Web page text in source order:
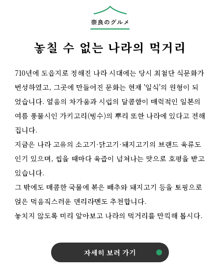
놓칠 수 없는 나라의 먹거리
710년에 도읍지로 정해진 나라 시대에는 당시 최첨단 식문화가
번성하였고, 그곳에 만들어진 문화는 현재 '일식'의 원형이 되
었습니다. 얼음의 차가움과 시럽의 달콤함이 매력적인 일본의
여름 풍물시인 가키고리(빙수)의 뿌리 또한 나라에 있다고 전해
집니다.
지금은 나라 고유의 소고기·닭고기·돼지고기의 브랜드 육류도
인기 있으며, 씹을 때마다 육즙이 넘쳐나는 맛으로 호평을 받고
있습니다.
그 밖에도 매콤한 국물에 볶은 배추와 돼지고기 등을 토핑으로
얹은 먹음직스러운 덴리라멘도 추천합니다.
놓치지 않도록 미리 알아보고 나라의 먹거리를 만끽해 봅시다.
자세히 보러 가기